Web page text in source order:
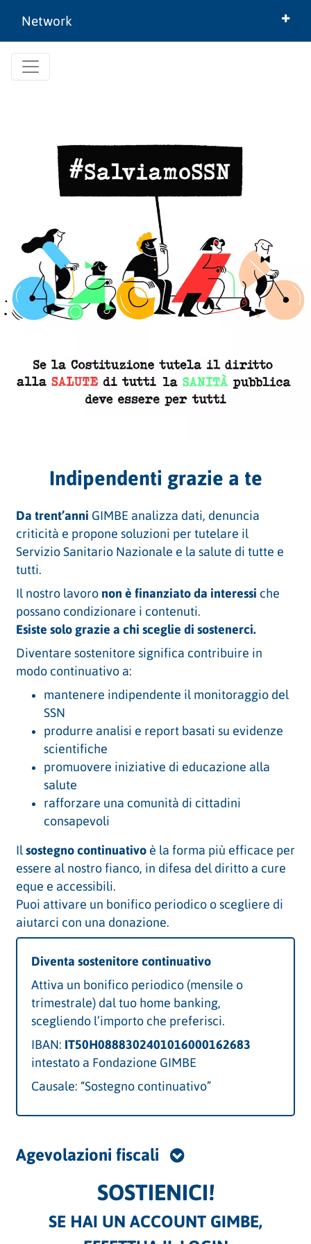
Network
Indipendenti grazie a te
Da trent’anni GIMBE analizza dati, denuncia
criticità e propone soluzioni per tutelare il
Servizio Sanitario Nazionale e la salute di tutte e
tutti.
Il nostro lavoro non è finanziato da interessi che
possano condizionare i contenuti.
Esiste solo grazie a chi sceglie di sostenerci.
Diventare sostenitore significa contribuire in
modo continuativo a:
mantenere indipendente il monitoraggio del
SSN
produrre analisi e report basati su evidenze
scientifiche
promuovere iniziative di educazione alla
salute
rafforzare una comunità di cittadini
consapevoli
Il sostegno continuativo è la forma più efficace per
essere al nostro fianco, in difesa del diritto a cure
eque e accessibili.
Puoi attivare un bonifico periodico o scegliere di
aiutarci con una donazione.
Diventa sostenitore continuativo
Attiva un bonifico periodico (mensile o
trimestrale) dal tuo home banking,
scegliendo l’importo che preferisci.
IBAN: IT50H0888302401016000162683
intestato a Fondazione GIMBE
Causale: “Sostegno continuativo”
Agevolazioni fiscali
SOSTIENICI!
SE HAI UN ACCOUNT GIMBE,